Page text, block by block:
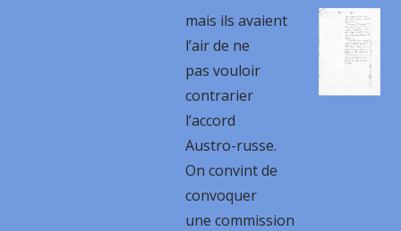
mais ils avaient
l’air de ne
pas vouloir
contrarier
l’accord
Austro-russe.
On convint de
convoquer
une commission